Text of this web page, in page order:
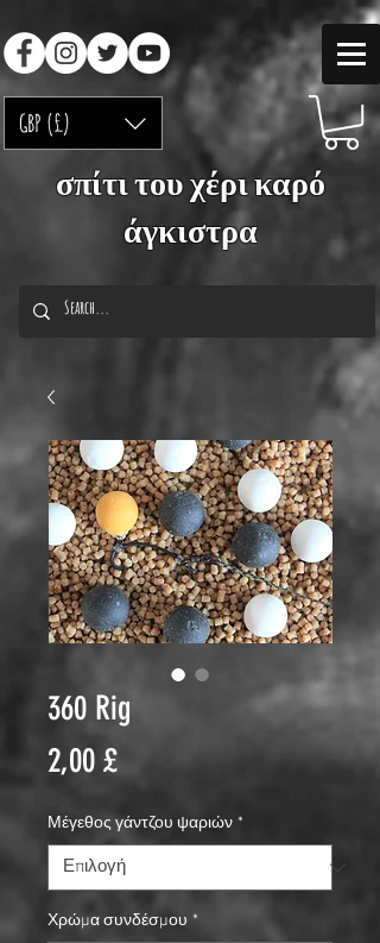
GBP (£)
σπίτι του χέρι καρό
άγκιστρα
360 Rig
2,00 £Τιμή
Μέγεθος γάντζου ψαριών *
Χρώμα συνδέσμου *